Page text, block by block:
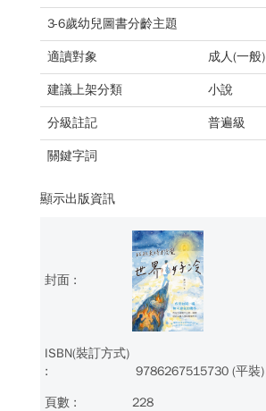
3-6歲幼兒圖書分齡主題
適讀對象 成人(一般)
建議上架分類 小說
分級註記 普遍級
關鍵字詞
顯示出版資訊
9786267515730 (平裝)
228